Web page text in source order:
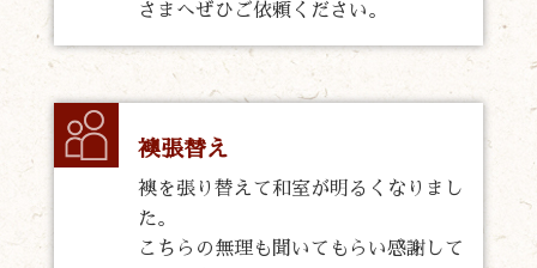
さまへぜひご依頼ください。
襖張替え
襖を張り替えて和室が明るくなりまし
た。
こちらの無理も聞いてもらい感謝して